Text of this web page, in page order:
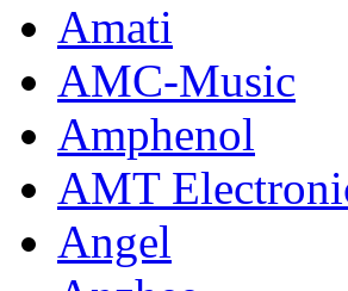
Amati
AMC-Music
Amphenol
AMT
Angel